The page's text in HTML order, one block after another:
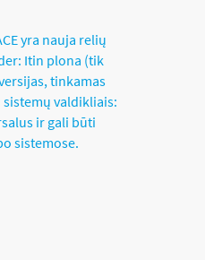
yra nauja relių
Itin plona (tik
tinkamas
valdikliais:
ir gali būti
sistemose.